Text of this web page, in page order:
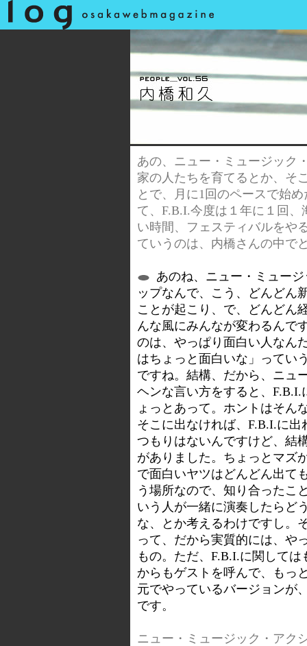
あの、ニュー・ミュージック
家の人たちを育てるとか、そ
とで、月に1回のペースで始
て、F.B.I.今度は１年に１回
い時間、フェスティバルをや
ていうのは、内橋さんの中で
あのね、ニュー・ミュー
ップなんで、こう、どんどん
ことが起こり、で、どんどん
んな風にみんなが変わるんで
のは、やっぱり面白い人なん
はちょっと面白いな」ってい
ですね。結構、だから、ニュ
ヘンな言い方をすると、
ょっとあって。ホントはそん
そこに出なければ、F.B.I.に
つもりはないんですけど、結
がありました。ちょっとマズ
で面白いヤツはどんどん出て
う場所なので、知り合ったこ
いう人が一緒に演奏したらど
な、とか考えるわけですし。
って、だから実質的には、や
もの。ただ、F.B.I.に関して
からもゲストを呼んで、もっ
元でやっているバージョンが
です。
ニュー・ミュージック・アク